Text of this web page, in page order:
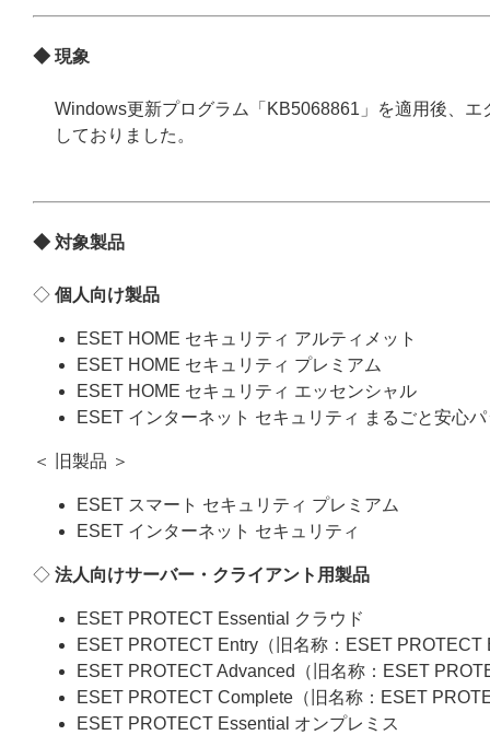
◆ 現象
Windows更新プログラム「KB5068861」を適用後、
しておりました。
◆ 対象製品
◇ 個人向け製品
ESET HOME セキュリティ アルティメット
ESET HOME セキュリティ プレミアム
ESET HOME セキュリティ エッセンシャル
ESET インターネット セキュリティ まるごと安心
＜ 旧製品 ＞
ESET スマート セキュリティ プレミアム
ESET インターネット セキュリティ
◇ 法人向けサーバー・クライアント用製品
ESET PROTECT Essential クラウド
ESET PROTECT Entry（旧名称：ESET PROTECT
ESET PROTECT Advanced（旧名称：ESET
ESET PROTECT Complete（旧名称：ESET
ESET PROTECT Essential オンプレミス